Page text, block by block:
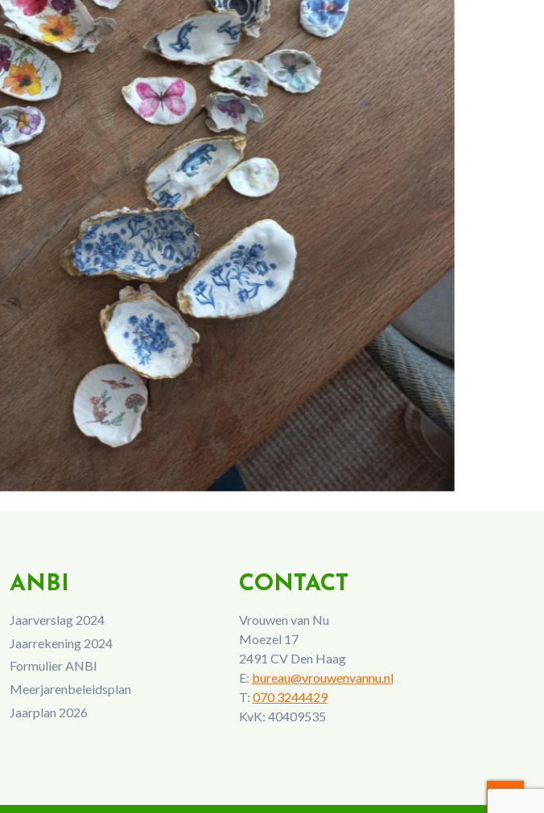
ANBI
Jaarverslag 2024
Jaarrekening 2024
Formulier ANBI
Meerjarenbeleidsplan
Jaarplan 2026
CONTACT
Vrouwen van Nu
Moezel 17
2491 CV Den Haag
E: bureau@vrouwenvannu.nl
T: 070 3244429
KvK: 40409535